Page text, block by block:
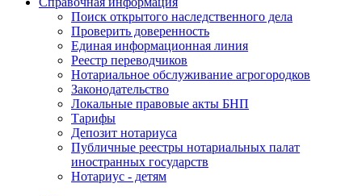
Поиск открытого наследственного дела
Проверить доверенность
Единая информационная линия
Реестр переводчиков
Нотариальное обслуживание агрогородков
Законодательство
Локальные правовые акты БНП
Тарифы
Депозит нотариуса
Публичные реестры нотариальных палат
иностранных государств
Нотариус - детям